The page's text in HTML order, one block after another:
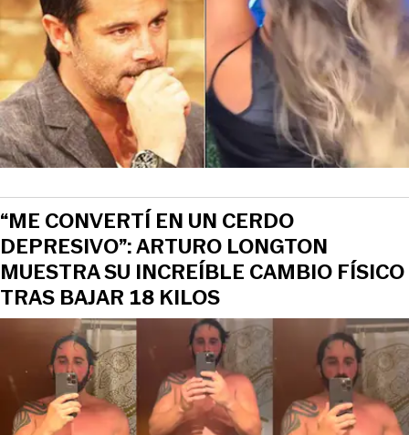
“ME CONVERTÍ EN UN CERDO
DEPRESIVO”: ARTURO LONGTON
MUESTRA SU INCREÍBLE CAMBIO FÍSICO
TRAS BAJAR 18 KILOS